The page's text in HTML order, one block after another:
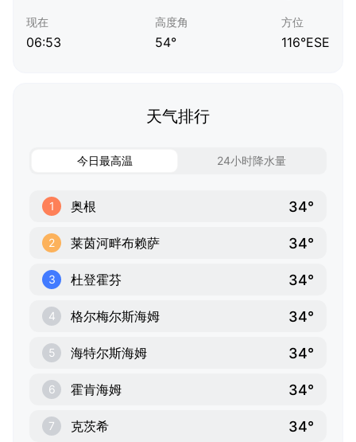
现在
06:53
高度角
54°
方位
116°ESE
天气排行
今日最高温 24小时降水量
1 奥根 34°
2 莱茵河畔布赖萨 34°
3 杜登霍芬 34°
4 格尔梅尔斯海姆 34°
5 海特尔斯海姆 34°
6 霍肯海姆 34°
7 克茨希 34°